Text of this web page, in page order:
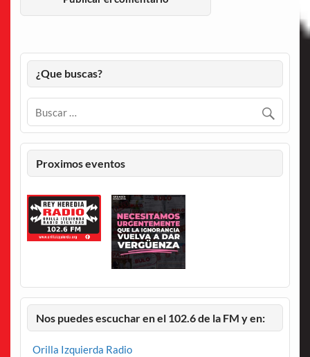
¿Que buscas?
Proximos eventos
Nos puedes escuchar en el 102.6 de la FM y en:
Orilla Izquierda Radio